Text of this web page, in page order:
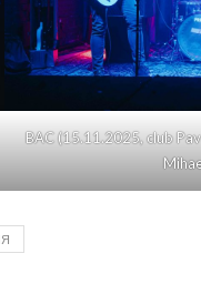
BAC (15.11.2025, club